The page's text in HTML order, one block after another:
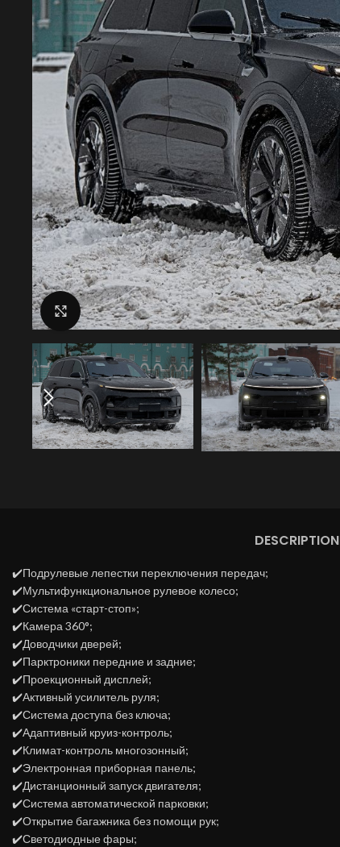
Нажмите, чтобы увеличить
DESCRIPTION
✔️Подрулевые лепестки переключения передач;
✔️Мультифункциональное рулевое колесо;
✔️Система «старт-стоп»;
✔️Камера 360°;
✔️Доводчики дверей;
✔️Парктроники передние и задние;
✔️Проекционный дисплей;
✔️Активный усилитель руля;
✔️Система доступа без ключа;
✔️Адаптивный круиз-контроль;
✔️Климат-контроль многозонный;
✔️Электронная приборная панель;
✔️Дистанционный запуск двигателя;
✔️Система автоматической парковки;
✔️Открытие багажника без помощи рук;
✔️Светодиодные фары;